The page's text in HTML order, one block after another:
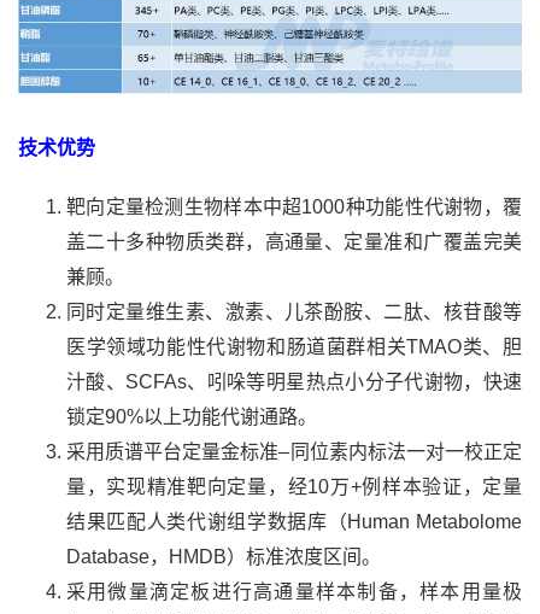
技术优势
靶向定量检测生物样本中超1000种功能性代谢物，覆
盖二十多种物质类群，高通量、定量准和广覆盖完美
兼顾。
同时定量维生素、激素、儿茶酚胺、二肽、核苷酸等
医学领域功能性代谢物和肠道菌群相关TMAO类、胆
汁酸、SCFAs、吲哚等明星热点小分子代谢物，快速
锁定90%以上功能代谢通路。
采用质谱平台定量金标准–同位素内标法一对一校正定
量，实现精准靶向定量，经10万+例样本验证，定量
结果匹配人类代谢组学数据库（Human Metabolome
Database，HMDB）标准浓度区间。
采用微量滴定板进行高通量样本制备，样本用量极